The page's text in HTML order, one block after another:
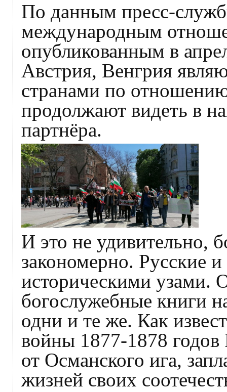
По данным пресс-
международным
опубликованным в
Австрия, Венгрия
странами по
продолжают видеть в
партнёра.
И это не удивительно,
закономерно. Русские
историческими узами.
богослужебные книги
одни и те же. Как
войны 1877-1878 годов
от Османского ига,
жизней своих